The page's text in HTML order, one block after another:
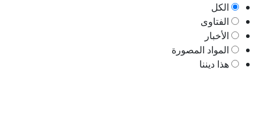
الكل
الفتاوى
الأخبار
المواد المصورة
هذا ديننا